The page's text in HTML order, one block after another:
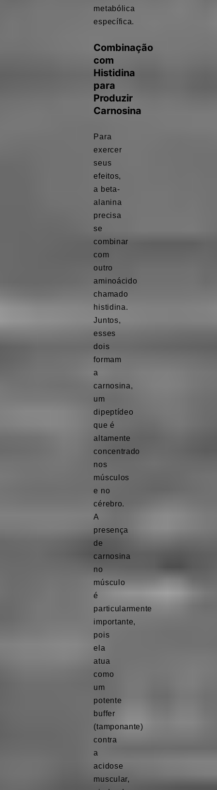
metabólica
específica.
Combinação
com
Histidina
para
Produzir
Carnosina
Para
exercer
seus
efeitos,
a beta-
alanina
precisa
se
combinar
com
outro
aminoácido
chamado
histidina.
Juntos,
esses
dois
formam
a
carnosina,
um
dipeptídeo
que é
altamente
concentrado
nos
músculos
e no
cérebro.
A
presença
de
carnosina
no
músculo
é
particularmente
importante,
pois
ela
atua
como
um
potente
buffer
(tamponante)
contra
a
acidose
muscular,